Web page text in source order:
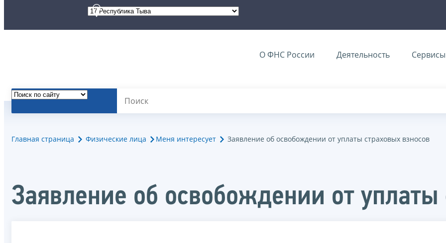
О ФНС России Деятельность Сервисы
Главная страница Физические лица Меня интересует Заявление об освобождении от уплаты страховых взносов
Заявление об освобождении от уплаты